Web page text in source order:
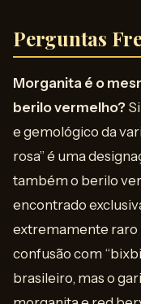
Perguntas
Morganita é o
berilo vermelho?
e gemológico da
rosa” é uma
também o berilo
encontrado
extremamente raro
confusão com
brasileiro, mas o